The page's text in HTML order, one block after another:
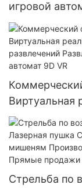
игровой
аркадных игр
развлечений
Виртуальная
Парк
Стрельба по